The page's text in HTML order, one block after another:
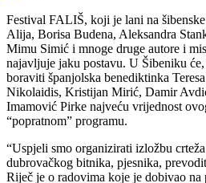
Festival FALIŠ, koji je lani na
Alija, Borisa Budena, Aleksandra
Mimu Simić i mnoge druge autore i
najavljuje jaku postavu. U Šibeniku
boraviti španjolska benediktinka
Nikolaidis, Kristijan Mirić, Damir
Imamović Pirke najveću vrijednost
“popratnom” programu.
“Uspjeli smo organizirati izložbu
dubrovačkog bitnika, pjesnika,
Riječ je o radovima koje je dobivao